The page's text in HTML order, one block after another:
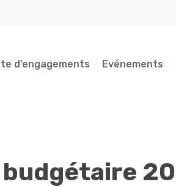
d’engagements Evénements
budgétaire